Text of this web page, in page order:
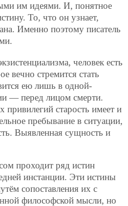
им идеями. И, понятное
То, что он узнает,
Именно поэтому писатель
человек есть
вечно стремится стать
ею лишь в одной-
— перед лицом смерти.
привилегий старость имеет и
пребывание в ситуации,
Выявленная сущность и
проходит ряд истин
инстанции. Эти истины
сопоставления их с
философской мысли, но